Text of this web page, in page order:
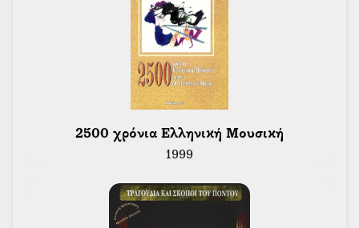
2500 χρόνια Ελληνική Μουσική
1999